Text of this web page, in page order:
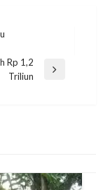
Rp 1,2
Triliun